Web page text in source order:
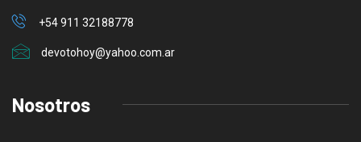
+54 911 32188778
devotohoy@yahoo.com.ar
Nosotros